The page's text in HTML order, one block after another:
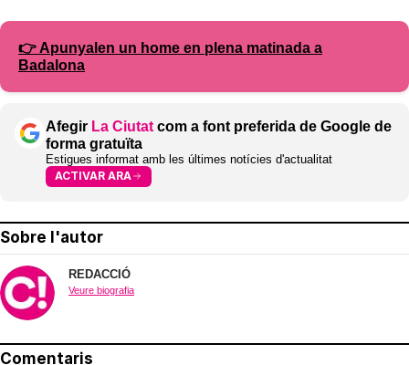
👉 Apunyalen un home en plena matinada a
Badalona
Afegir La Ciutat com a font preferida de Google de
forma gratuïta
Estigues informat amb les últimes notícies d'actualitat
ACTIVAR ARA
Sobre l'autor
REDACCIÓ
Veure biografia
Comentaris